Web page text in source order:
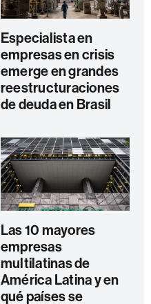
Especialista en
empresas en crisis
emerge en grandes
reestructuraciones
de deuda en Brasil
Las 10 mayores
empresas
multilatinas de
América Latina y en
qué países se